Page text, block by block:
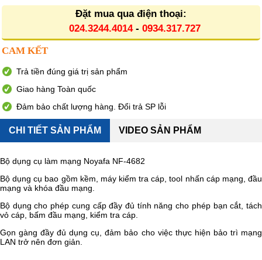
Đặt mua qua điện thoại:
024.3244.4014- 0934.317.727
CAM KẾT
Trả tiền đúng giá trị sản phẩm
Giao hàng Toàn quốc
Đảm bảo chất lượng hàng. Đổi trả SP lỗi
CHI TIẾT SẢN PHẨM VIDEO SẢN PHẨM
Bộ dụng cụ làm mạng Noyafa NF-4682
Bộ dụng cụ bao gồm kềm, máy kiểm tra cáp, tool nhấn cáp mạng, đầu
mạng và khóa đầu mạng.
Bộ dụng cho phép cung cấp đầy đủ tính năng cho phép bạn cắt, tách
vỏ cáp, bấm đầu mạng, kiểm tra cáp.
Gọn gàng đầy đủ dụng cụ, đảm bảo cho việc thực hiện bảo trì mạng
LAN trở nên đơn giản.